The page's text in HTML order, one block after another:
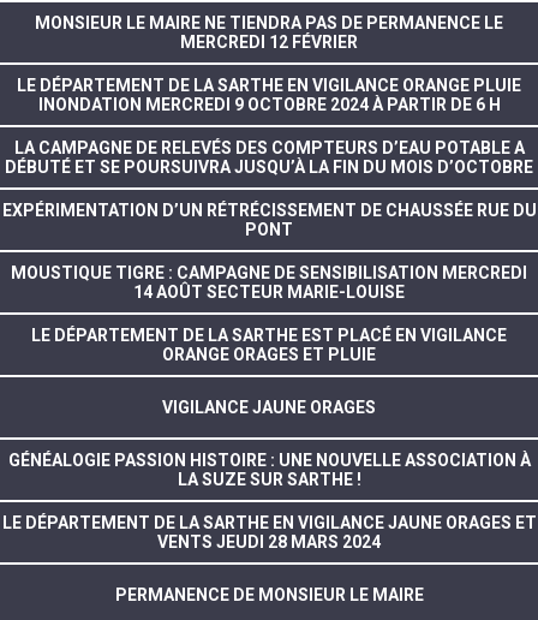
MONSIEUR LE MAIRE NE TIENDRA PAS DE PERMANENCE LE
MERCREDI 12 FÉVRIER
LE DÉPARTEMENT DE LA SARTHE EN VIGILANCE ORANGE PLUIE
INONDATION MERCREDI 9 OCTOBRE 2024 À PARTIR DE 6 H
LA CAMPAGNE DE RELEVÉS DES COMPTEURS D’EAU POTABLE A
DÉBUTÉ ET SE POURSUIVRA JUSQU’À LA FIN DU MOIS D’OCTOBRE
EXPÉRIMENTATION D’UN RÉTRÉCISSEMENT DE CHAUSSÉE RUE DU
PONT
MOUSTIQUE TIGRE : CAMPAGNE DE SENSIBILISATION MERCREDI
14 AOÛT SECTEUR MARIE-LOUISE
LE DÉPARTEMENT DE LA SARTHE EST PLACÉ EN VIGILANCE
ORANGE ORAGES ET PLUIE
VIGILANCE JAUNE ORAGES
GÉNÉALOGIE PASSION HISTOIRE : UNE NOUVELLE ASSOCIATION À
LA SUZE SUR SARTHE !
LE DÉPARTEMENT DE LA SARTHE EN VIGILANCE JAUNE ORAGES ET
VENTS JEUDI 28 MARS 2024
PERMANENCE DE MONSIEUR LE MAIRE